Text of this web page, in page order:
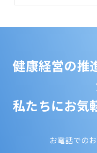
健康経営の推
私たちにお気
お電話での